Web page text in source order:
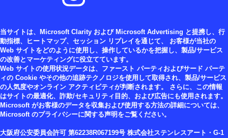
当サイトは、Microsoft Clarity および Microsoft Advertising と提携し、行
動指標、ヒートマップ、セッション リプレイを通じて、 お客様が当社の
Web サイトをどのように使用し、操作しているかを把握し、製品/サービス
の改善とマーケティングに役立てています。
Web サイトの使用状況データは、ファースト パーティおよびサード パーテ
ィの Cookie やその他の追跡テクノロジを使用して取得され、製品/サービス
の人気度やオンライン アクティビティが判断されます。 さらに、この情報
はサイトの最適化、詐欺/セキュリティ目的、および広告にも使用されます。
Microsoft がお客様のデータを収集および使用する方法の詳細については、
Microsoft のプライバシーに関する声明をご覧ください。
大阪府公安委員会許可 第62238R067199号 株式会社ステンレスアート・G-1